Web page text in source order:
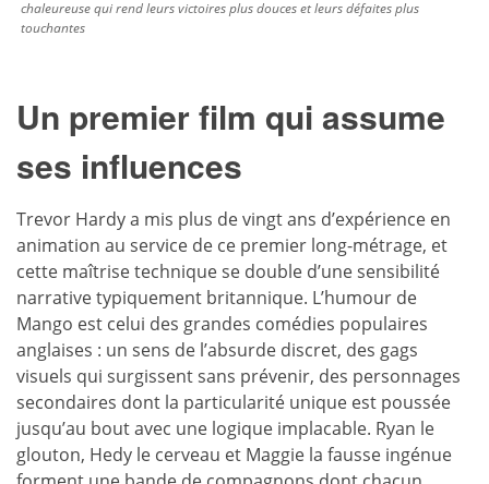
chaleureuse qui rend leurs victoires plus douces et leurs défaites plus
touchantes
Un premier film qui assume
ses influences
Trevor Hardy a mis plus de vingt ans d’expérience en
animation au service de ce premier long-métrage, et
cette maîtrise technique se double d’une sensibilité
narrative typiquement britannique. L’humour de
Mango est celui des grandes comédies populaires
anglaises : un sens de l’absurde discret, des gags
visuels qui surgissent sans prévenir, des personnages
secondaires dont la particularité unique est poussée
jusqu’au bout avec une logique implacable. Ryan le
glouton, Hedy le cerveau et Maggie la fausse ingénue